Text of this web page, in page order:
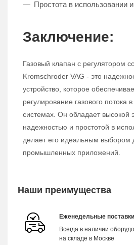
Простота в использовании
Заключение:
Газовый клапан с регулятором
Kromschroder VAG - это
устройство, которое
регулирование газового
системах. Он обладает высокой
надежностью и простотой в
делает его идеальным выбором
промышленных приложений.
Наши преимущества
Еженедельные поставки
Всегда в наличии
на складе в Москве